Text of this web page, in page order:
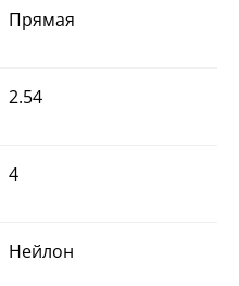
Прямая
2.54
4
Нейлон